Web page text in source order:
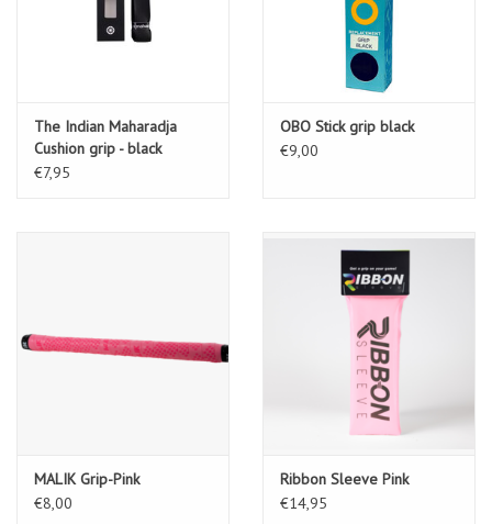
The Indian Maharadja
Cushion grip - black
€7,95
OBO Stick grip black
€9,00
MALIK Grip-Pink
€8,00
Ribbon Sleeve Pink
€14,95